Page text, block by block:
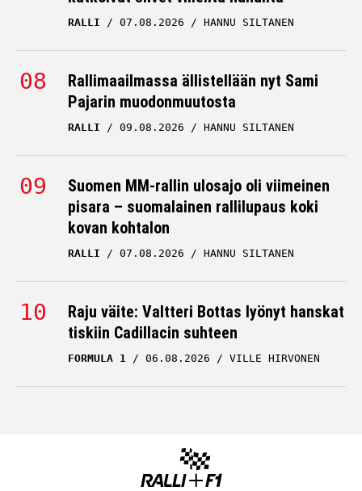
RALLI 07.08.2026 HANNU SILTANEN
Rallimaailmassa ällistellään nyt Sami
Pajarin muodonmuutosta
RALLI 09.08.2026 HANNU SILTANEN
Suomen MM-rallin ulosajo oli viimeinen
pisara – suomalainen rallilupaus koki
kovan kohtalon
RALLI 07.08.2026 HANNU SILTANEN
Raju väite: Valtteri Bottas lyönyt hanskat
tiskiin Cadillacin suhteen
FORMULA 1 06.08.2026 VILLE HIRVONEN